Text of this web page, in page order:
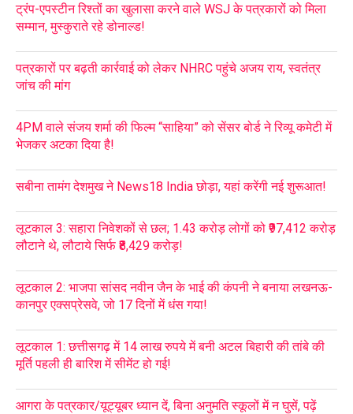
ट्रंप-एपस्टीन रिश्तों का खुलासा करने वाले WSJ के पत्रकारों को मिला
सम्मान, मुस्कुराते रहे डोनाल्ड!
पत्रकारों पर बढ़ती कार्रवाई को लेकर NHRC पहुंचे अजय राय, स्वतंत्र
जांच की मांग
4PM वाले संजय शर्मा की फिल्म “साहिया” को सेंसर बोर्ड ने रिव्यू कमेटी में
भेजकर अटका दिया है!
सबीना तामंग देशमुख ने News18 India छोड़ा, यहां करेंगी नई शुरूआत!
लूटकाल 3: सहारा निवेशकों से छल; 1.43 करोड़ लोगों को ₹97,412 करोड़
लौटाने थे, लौटाये सिर्फ ₹8,429 करोड़!
लूटकाल 2: भाजपा सांसद नवीन जैन के भाई की कंपनी ने बनाया लखनऊ-
कानपुर एक्सप्रेसवे, जो 17 दिनों में धंस गया!
लूटकाल 1: छत्तीसगढ़ में 14 लाख रुपये में बनी अटल बिहारी की तांबे की
मूर्ति पहली ही बारिश में सीमेंट हो गई!
आगरा के पत्रकार/यूट्यूबर ध्यान दें, बिना अनुमति स्कूलों में न घुसें, पढ़ें